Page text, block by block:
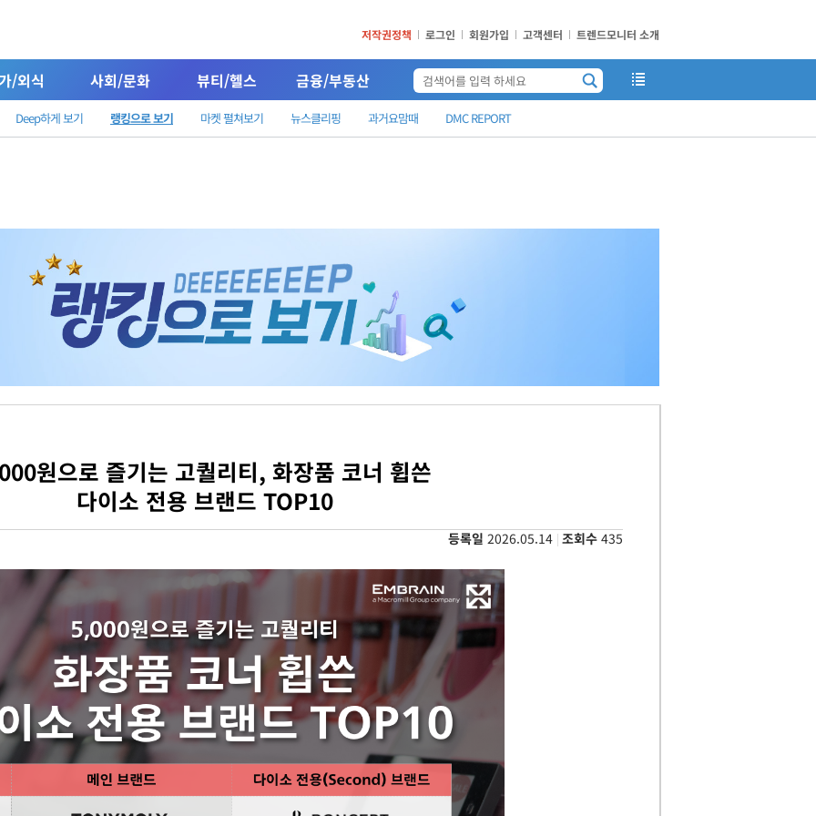
저작권정책 로그인 회원가입 고객센터 트렌드모니터 소개
/외식 사회/문화 뷰티/헬스 금융/부동산
Deep하게 보기 랭킹으로 보기 마켓 펼쳐보기 뉴스클리핑 과거요맘때 DMC REPORT
원으로 즐기는 고퀄리티, 화장품 코너 휩쓴
다이소 전용 브랜드 TOP10
등록일 2026.05.14 조회수 435